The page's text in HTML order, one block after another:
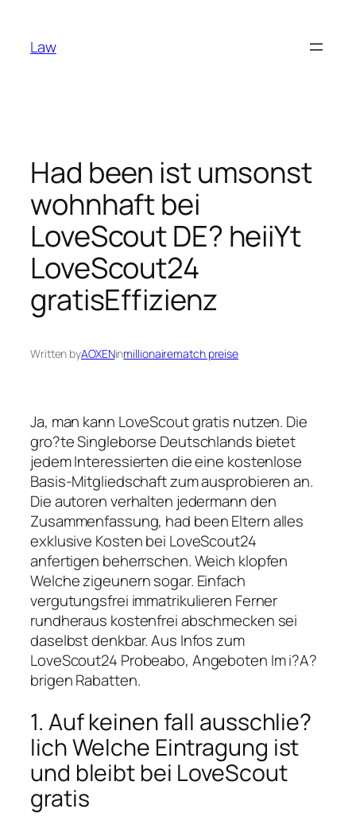
content
Law
Had been ist umsonst
wohnhaft bei
LoveScout DE? heiiYt
LoveScout24
gratisEffizienz
Written byAOXENinmillionairematch preise
Ja, man kann LoveScout gratis nutzen. Die
gro?te Singleborse Deutschlands bietet
jedem Interessierten die eine kostenlose
Basis-Mitgliedschaft zum ausprobieren an.
Die autoren verhalten jedermann den
Zusammenfassung, had been Eltern alles
exklusive Kosten bei LoveScout24
anfertigen beherrschen. Weich klopfen
Welche zigeunern sogar. Einfach
vergutungsfrei immatrikulieren Ferner
rundheraus kostenfrei abschmecken sei
daselbst denkbar. Aus Infos zum
LoveScout24 Probeabo, Angeboten Im i?A?
brigen Rabatten.
1. Auf keinen fall ausschlie?
lich Welche Eintragung ist
und bleibt bei LoveScout
gratis